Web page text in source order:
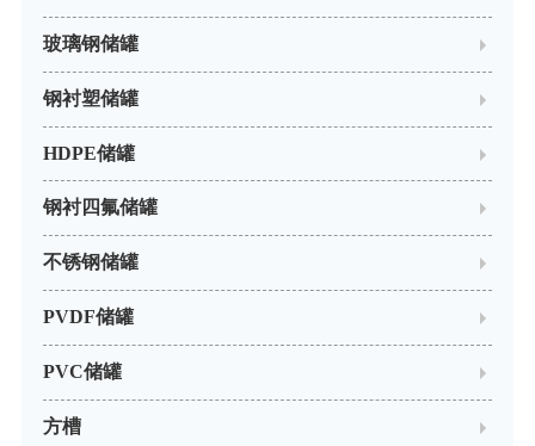
玻璃钢储罐
钢衬塑储罐
HDPE储罐
钢衬四氟储罐
不锈钢储罐
PVDF储罐
PVC储罐
方槽